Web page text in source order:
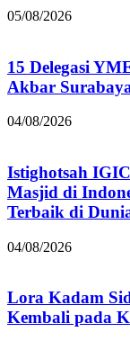
05/08/2026
15 Delegasi
Akbar
04/08/2026
Istighotsah
Masjid di
Terbaik di
04/08/2026
Lora Kadam
Kembali pada